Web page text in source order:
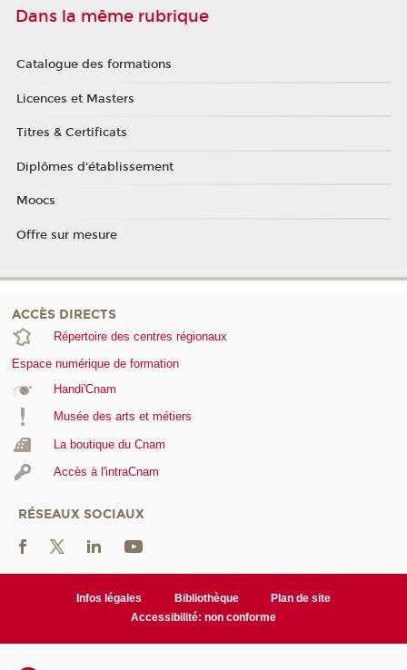
Dans la même rubrique
Catalogue des formations
Licences et Masters
Titres & Certificats
Diplômes d'établissement
Moocs
Offre sur mesure
ACCÈS DIRECTS
Répertoire des centres régionaux
Espace numérique de formation
Handi'Cnam
Musée des arts et métiers
La boutique du Cnam
Accès à l'intraCnam
RÉSEAUX SOCIAUX
Infos légales Bibliothèque
Plan de site
Accessibilité: non conforme